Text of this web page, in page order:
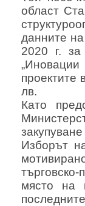
област
данните
2020 г.
проектите
лв.
Като
Изборът
място на